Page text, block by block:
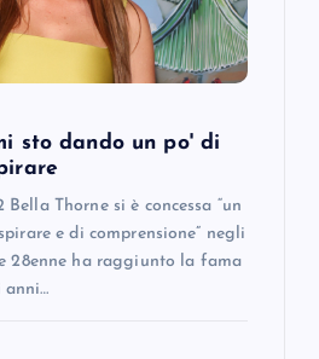
sto dando un po' di
Bella Thorne si è concessa “un
e di comprensione” negli
28enne ha raggiunto la fama
anni…